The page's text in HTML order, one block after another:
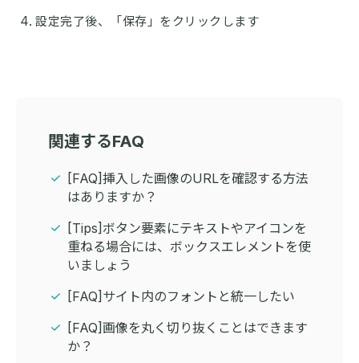
設定完了後、「保存」をクリックします
関連するFAQ
[FAQ]挿入した画像のURLを確認する方法
はありますか？
[Tips]ボタン要素にテキストやアイコンを
重ねる場合には、ボックスエレメントを使
いましょう
[FAQ]サイト内のフォントと統一したい
[FAQ]画像を丸く切り抜くことはできます
か？